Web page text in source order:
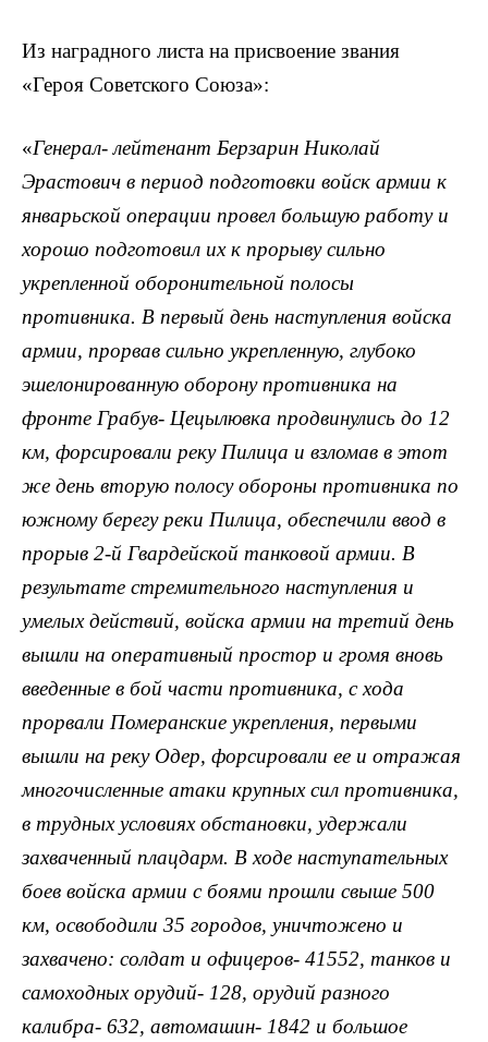
Из наградного листа на присвоение звания
«Героя Советского Союза»:
«Генерал- лейтенант Берзарин Николай
Эрастович в период подготовки войск армии к
январьской операции провел большую работу и
хорошо подготовил их к прорыву сильно
укрепленной оборонительной полосы
противника. В первый день наступления войска
армии, прорвав сильно укрепленную, глубоко
эшелонированную оборону противника на
фронте Грабув- Цецылювка продвинулись до 12
км, форсировали реку Пилица и взломав в этот
же день вторую полосу обороны противника по
южному берегу реки Пилица, обеспечили ввод в
прорыв 2-й Гвардейской танковой армии. В
результате стремительного наступления и
умелых действий, войска армии на третий день
вышли на оперативный простор и громя вновь
введенные в бой части противника, с хода
прорвали Померанские укрепления, первыми
вышли на реку Одер, форсировали ее и отражая
многочисленные атаки крупных сил противника,
в трудных условиях обстановки, удержали
захваченный плацдарм. В ходе наступательных
боев войска армии с боями прошли свыше 500
км, освободили 35 городов, уничтожено и
захвачено: солдат и офицеров- 41552, танков и
самоходных орудий- 128, орудий разного
калибра- 632, автомашин- 1842 и большое